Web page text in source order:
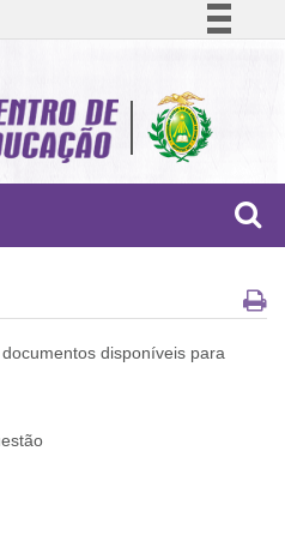
Comunica BR
Participe
Acesso à informação
disponíveis para